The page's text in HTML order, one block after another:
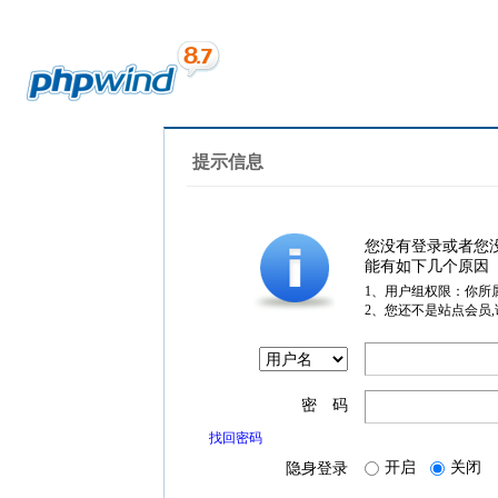
提示信息
您没有登录或者您
能有如下几个原因
1、用户组权限：你所
2、您还不是站点会员
密 码
找回密码
隐身登录 开启 关闭